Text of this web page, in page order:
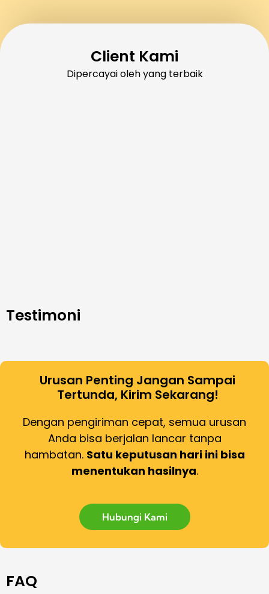
Client Kami
Dipercayai oleh yang terbaik
Testimoni
Urusan Penting Jangan Sampai
Tertunda, Kirim Sekarang!
Dengan pengiriman cepat, semua urusan
Anda bisa berjalan lancar tanpa
hambatan. Satu keputusan hari ini bisa
menentukan hasilnya.
Hubungi Kami
FAQ